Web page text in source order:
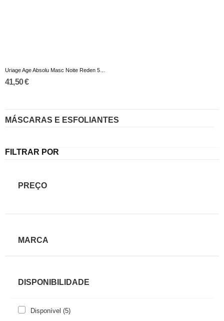
MÁSCARAS E ESFOLIANTES
FILTRAR POR
PREÇO
MARCA
DISPONIBILIDADE
Disponível(5)
41,50 €